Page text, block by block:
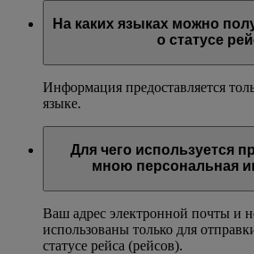
На каких языках можно
о статусе
Информация предоставляется
языке.
Для чего используется
мною персональная
Ваш адрес электронной почты и
использованы только для
статусе рейса (рейсов).